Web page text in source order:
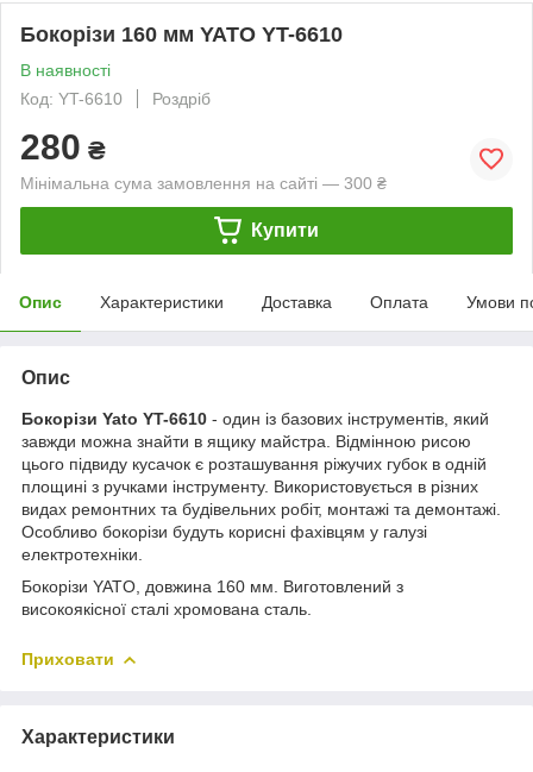
Бокорізи 160 мм YATO YT-6610
В наявності
Код: YT-6610
Роздріб
280 ₴
Мінімальна сума замовлення на сайті — 300 ₴
Купити
Опис Характеристики Доставка Оплата Умови
Опис
Бокорізи Yato YT-6610 - один із базових інструментів, який
завжди можна знайти в ящику майстра. Відмінною рисою
цього підвиду кусачок є розташування ріжучих губок в одній
площині з ручками інструменту. Використовується в різних
видах ремонтних та будівельних робіт, монтажі та демонтажі.
Особливо бокорізи будуть корисні фахівцям у галузі
електротехніки.
Бокорізи YATO, довжина 160 мм. Виготовлений з
високоякісної сталі хромована сталь.
Приховати
Характеристики